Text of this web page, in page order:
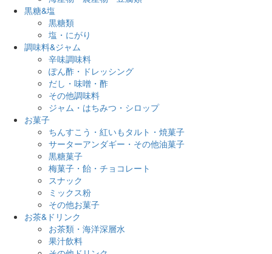
黒糖&塩
黒糖類
塩・にがり
調味料&ジャム
辛味調味料
ぽん酢・ドレッシング
だし・味噌・酢
その他調味料
ジャム・はちみつ・シロップ
お菓子
ちんすこう・紅いもタルト・焼菓子
サーターアンダギー・その他油菓子
黒糖菓子
梅菓子・飴・チョコレート
スナック
ミックス粉
その他お菓子
お茶&ドリンク
お茶類・海洋深層水
果汁飲料